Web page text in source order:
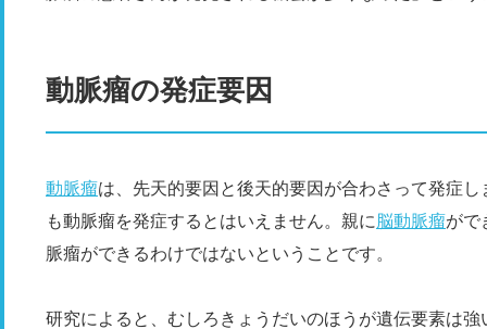
動脈瘤の発症要因
動脈瘤は、先天的要因と後天的要因が合わさって発症
も動脈瘤を発症するとはいえません。親に 脳動脈瘤がで
脈瘤ができるわけではないということです。
研究によると、むしろきょうだいのほうが遺伝要素は